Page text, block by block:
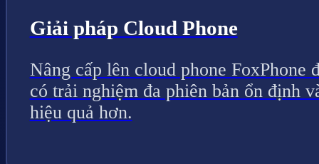
Giải pháp Cloud Phone
Nâng cấp lên cloud phone FoxPhone
có trải nghiệm đa phiên bản ổn định
hiệu quả hơn.